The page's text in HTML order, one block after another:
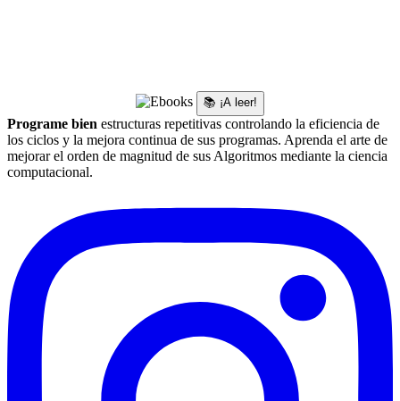
📚 ¡A leer!
Programe bien estructuras repetitivas controlando la eficiencia de
los ciclos y la mejora continua de sus programas. Aprenda el arte de
mejorar el orden de magnitud de sus Algoritmos mediante la ciencia
computacional.